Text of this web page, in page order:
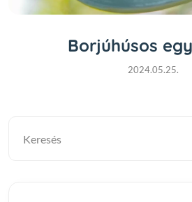
Borjúhúsos
2024.05.25.